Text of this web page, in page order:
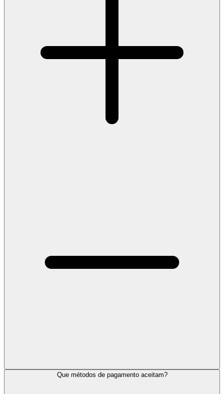
Que métodos de pagamento aceitam?